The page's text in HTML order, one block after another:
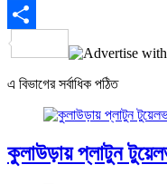
Email
Share
এ বিভাগের সর্বাধিক পঠিত
কুলাউড়ায় প্লাটুন